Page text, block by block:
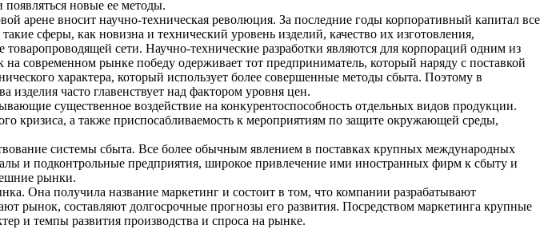
новые ее методы.
арене вносит научно-техническая революция. За последние годы корпоративный капитал все
сферы, как новизна и технический уровень изделий, качество их изготовления,
сети. Научно-технические разработки являются для корпораций одним из
современном рынке победу одерживает тот предприниматель, который наряду с поставкой
характера, который использует более совершенные методы сбыта. Поэтому в
часто главенствует над фактором уровня цен.
существенное воздействие на конкурентоспособность отдельных видов продукции.
кризиса, а также приспосабливаемость к мероприятиям по защите окружающей среды,
системы сбыта. Все более обычным явлением в поставках крупных международных
и подконтрольные предприятия, широкое привлечение ими иностранных фирм к сбыту и
рынки.
Она получила название маркетинг и состоит в том, что компании разрабатывают
рынок, составляют долгосрочные прогнозы его развития. Посредством маркетинга крупные
и темпы развития производства и спроса на рынке.